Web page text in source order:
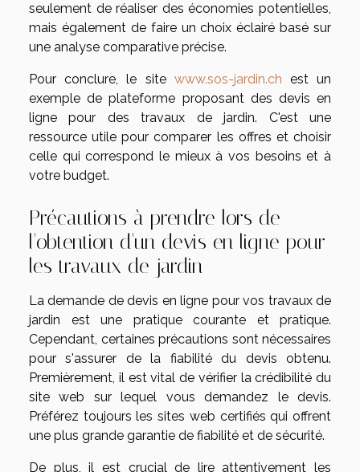
seulement de réaliser des économies potentielles,
mais également de faire un choix éclairé basé sur
une analyse comparative précise.
Pour conclure, le site www.sos-jardin.ch est un
exemple de plateforme proposant des devis en
ligne pour des travaux de jardin. C'est une
ressource utile pour comparer les offres et choisir
celle qui correspond le mieux à vos besoins et à
votre budget.
Précautions à prendre lors de
l'obtention d'un devis en ligne pour
les travaux de jardin
La demande de devis en ligne pour vos travaux de
jardin est une pratique courante et pratique.
Cependant, certaines précautions sont nécessaires
pour s'assurer de la fiabilité du devis obtenu.
Premièrement, il est vital de vérifier la crédibilité du
site web sur lequel vous demandez le devis.
Préférez toujours les sites web certifiés qui offrent
une plus grande garantie de fiabilité et de sécurité.
De plus, il est crucial de lire attentivement les